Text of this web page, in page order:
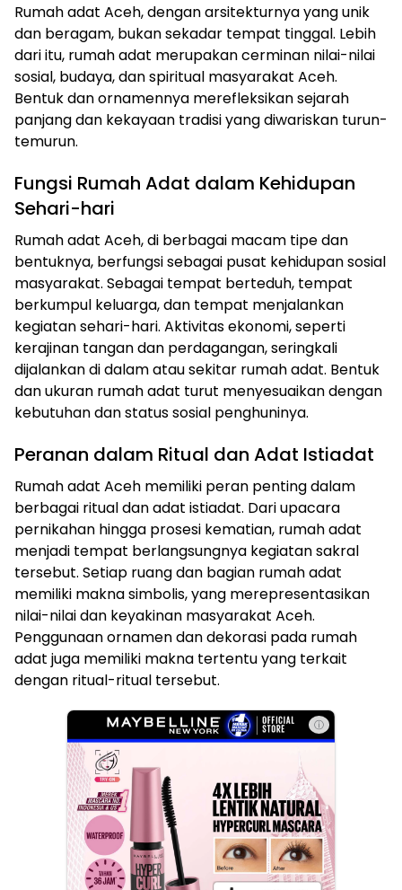
Rumah adat Aceh, dengan arsitekturnya yang unik
dan beragam, bukan sekadar tempat tinggal. Lebih
dari itu, rumah adat merupakan cerminan nilai-nilai
sosial, budaya, dan spiritual masyarakat Aceh.
Bentuk dan ornamennya merefleksikan sejarah
panjang dan kekayaan tradisi yang diwariskan turun-
temurun.
Fungsi Rumah Adat dalam Kehidupan
Sehari-hari
Rumah adat Aceh, di berbagai macam tipe dan
bentuknya, berfungsi sebagai pusat kehidupan sosial
masyarakat. Sebagai tempat berteduh, tempat
berkumpul keluarga, dan tempat menjalankan
kegiatan sehari-hari. Aktivitas ekonomi, seperti
kerajinan tangan dan perdagangan, seringkali
dijalankan di dalam atau sekitar rumah adat. Bentuk
dan ukuran rumah adat turut menyesuaikan dengan
kebutuhan dan status sosial penghuninya.
Peranan dalam Ritual dan Adat Istiadat
Rumah adat Aceh memiliki peran penting dalam
berbagai ritual dan adat istiadat. Dari upacara
pernikahan hingga prosesi kematian, rumah adat
menjadi tempat berlangsungnya kegiatan sakral
tersebut. Setiap ruang dan bagian rumah adat
memiliki makna simbolis, yang merepresentasikan
nilai-nilai dan keyakinan masyarakat Aceh.
Penggunaan ornamen dan dekorasi pada rumah
adat juga memiliki makna tertentu yang terkait
dengan ritual-ritual tersebut.
ⓘ